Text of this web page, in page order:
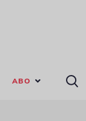
ABO